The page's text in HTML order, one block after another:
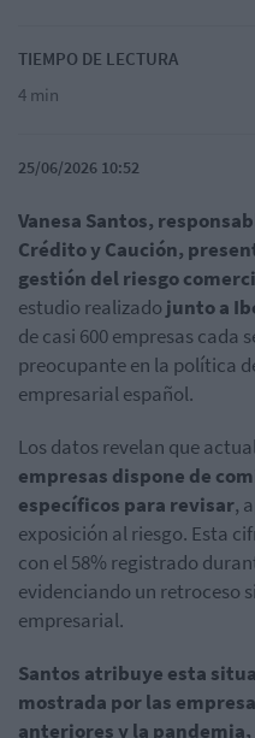
TIEMPO DE LECTURA
4 min
25/06/2026 10:52
Vanesa Santos,
Crédito y Caución,
gestión del riesgo
estudio realizado junto a
de casi 600 empresas cada
preocupante en la política
empresarial español.
Los datos revelan que
empresas dispone de
específicos para revisar,
exposición al riesgo. Esta
con el 58% registrado
evidenciando un retroceso
empresarial.
Santos atribuye esta
mostrada por las
anteriores y la pandemia,